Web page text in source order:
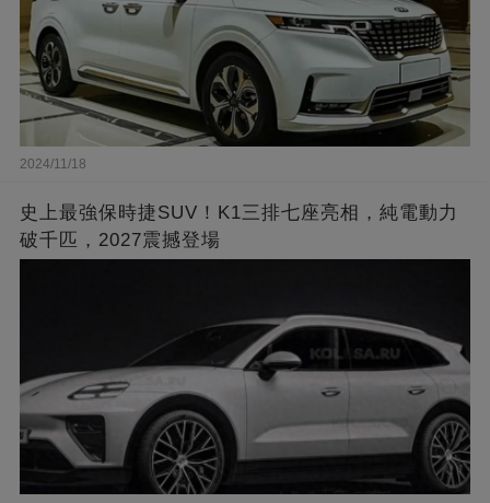
2024/11/18
史上最強保時捷SUV！K1三排七座亮相，純電動力
破千匹，2027震撼登場